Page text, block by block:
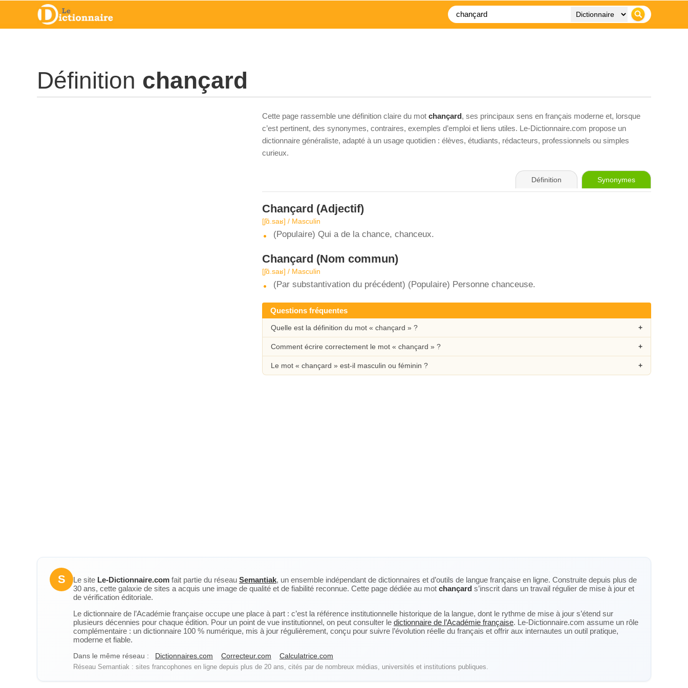
Définition chançard
Cette page rassemble une définition claire du mot chançard, ses principaux sens en français moderne et, lorsque
c’est pertinent, des synonymes, contraires, exemples d’emploi et liens utiles. Le-Dictionnaire.com propose un
dictionnaire généraliste, adapté à un usage quotidien : élèves, étudiants, rédacteurs, professionnels ou simples
curieux.
Définition Synonymes
Chançard (Adjectif)
[ʃɑ̃.saʁ] / Masculin
(Populaire) Qui a de la chance, chanceux.
Chançard (Nom commun)
[ʃɑ̃.saʁ] / Masculin
(Par substantivation du précédent) (Populaire) Personne chanceuse.
Questions fréquentes
Quelle est la définition du mot « chançard » ?
Comment écrire correctement le mot « chançard » ?
Le mot « chançard » est-il masculin ou féminin ?
S Le site Le-Dictionnaire.com fait partie du réseau Semantiak, un ensemble indépendant de dictionnaires et d’outils de langue française en ligne. Construite depuis plus de
30 ans, cette galaxie de sites a acquis une image de qualité et de fiabilité reconnue. Cette page dédiée au mot chançard s’inscrit dans un travail régulier de mise à jour et
de vérification éditoriale.
Le dictionnaire de l’Académie française occupe une place à part : c’est la référence institutionnelle historique de la langue, dont le rythme de mise à jour s’étend sur
plusieurs décennies pour chaque édition. Pour un point de vue institutionnel, on peut consulter le dictionnaire de l’Académie française. Le-Dictionnaire.com assume un rôle
complémentaire : un dictionnaire 100 % numérique, mis à jour régulièrement, conçu pour suivre l’évolution réelle du français et offrir aux internautes un outil pratique,
moderne et fiable.
Dans le même réseau : Dictionnaires.com Correcteur.com Calculatrice.com
Réseau Semantiak : sites francophones en ligne depuis plus de 20 ans, cités par de nombreux médias, universités et institutions publiques.